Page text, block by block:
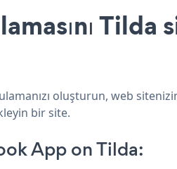
oluşturun, web
bir site.
App on Tilda: